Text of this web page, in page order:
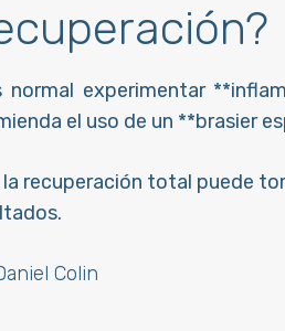
normal experimentar
el uso de un **brasier
recuperación total puede
Colin